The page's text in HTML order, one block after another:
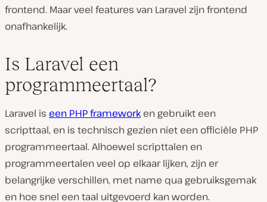
frontend. Maar veel features van Laravel zijn frontend
onafhankelijk.
Is Laravel een
programmeertaal?
Laravel is een PHP framework en gebruikt een
scripttaal, en is technisch gezien niet een officiële PHP
programmeertaal. Alhoewel scripttalen en
programmeertalen veel op elkaar lijken, zijn er
belangrijke verschillen, met name qua gebruiksgemak
en hoe snel een taal uitgevoerd kan worden.